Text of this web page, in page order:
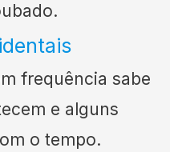
frequência sabe
e alguns
o tempo.